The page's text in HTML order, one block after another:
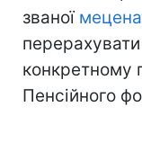
званої
конкретному
Пенсійного